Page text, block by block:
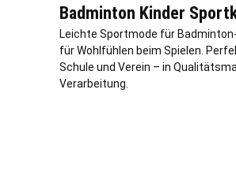
Badminton Kinder
Leichte Sportmode für
für Wohlfühlen beim Spielen.
Schule und Verein – in
Verarbeitung.